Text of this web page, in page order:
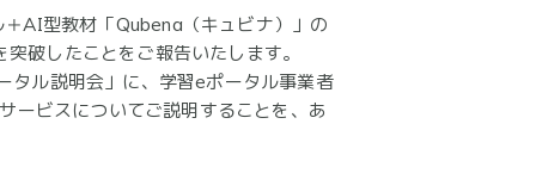
AI型教材「Qubena（キュビナ）」の
破したことをご報告いたします。
タル説明会」に、学習eポータル事業者
ービスについてご説明することを、あ